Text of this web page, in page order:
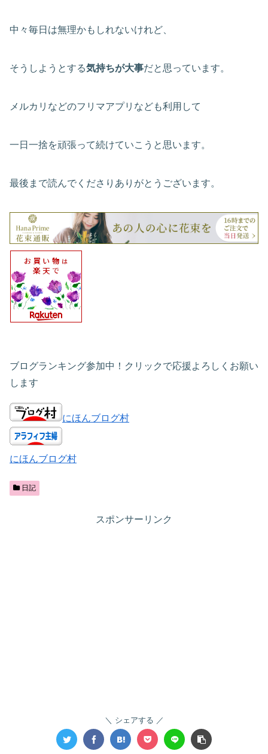
中々毎日は無理かもしれないけれど、
そうしようとする気持ちが大事だと思っています。
メルカリなどのフリマアプリなども利用して
一日一捨を頑張って続けていこうと思います。
最後まで読んでくださりありがとうございます。
ブログランキング参加中！クリックで応援よろしくお願い
します
にほんブログ村
にほんブログ村
日記
スポンサーリンク
シェアする